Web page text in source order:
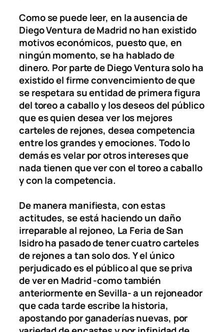
Como se puede leer, en la ausencia de
Diego Ventura de Madrid no han existido
motivos económicos, puesto que, en
ningún momento, se ha hablado de
dinero. Por parte de Diego Ventura solo ha
existido el firme convencimiento de que
se respetara su entidad de primera figura
del toreo a caballo y los deseos del público
que es quien desea ver los mejores
carteles de rejones, desea competencia
entre los grandes y emociones. Todo lo
demás es velar por otros intereses que
nada tienen que ver con el toreo a caballo
y con la competencia.
De manera manifiesta, con estas
actitudes, se está haciendo un daño
irreparable al rejoneo, La Feria de San
Isidro ha pasado de tener cuatro carteles
de rejones a tan solo dos. Y el único
perjudicado es el público al que se priva
de ver en Madrid -como también
anteriormente en Sevilla- a un rejoneador
que cada tarde escribe la historia,
apostando por ganaderías nuevas, por